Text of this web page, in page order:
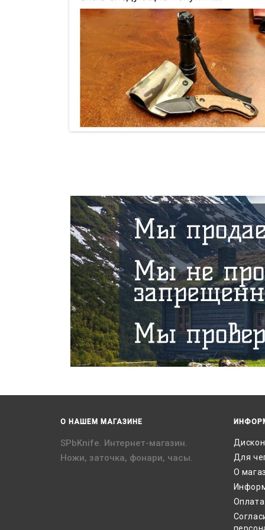
О НАШЕМ МАГАЗИНЕ
SPbKnife. Интернет-магазин.
Ножи, заточка, фонари, часы.
Для
О
Оплата